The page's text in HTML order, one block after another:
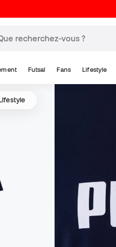
Futsal Fans Lifestyle